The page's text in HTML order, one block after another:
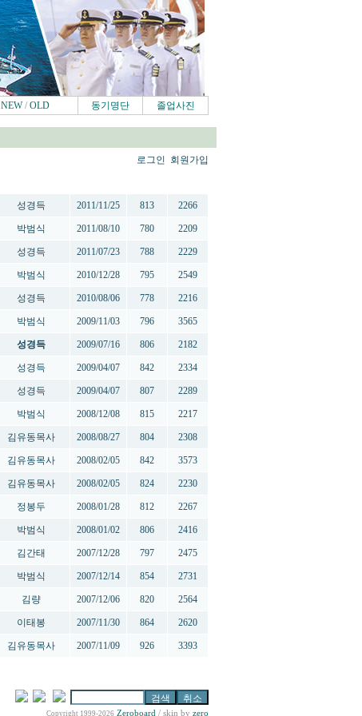
NEW/ OLD 동기명단 졸업사진
로그인 회원가입
성경득 2011/11/25 813 2266
박범식 2011/08/10 780 2209
성경득 2011/07/23 788 2229
박범식 2010/12/28 795 2549
성경득 2010/08/06 778 2216
박범식 2009/11/03 796 3565
성경득 2009/07/16 806 2182
성경득 2009/04/07 842 2334
성경득 2009/04/07 807 2289
박범식 2008/12/08 815 2217
김유동목사 2008/08/27 804 2308
김유동목사 2008/02/05 842 3573
김유동목사 2008/02/05 824 2230
정봉두 2008/01/28 812 2267
박범식 2008/01/02 806 2416
김간태 2007/12/28 797 2475
박범식 2007/12/14 854 2731
김량 2007/12/06 820 2564
이태봉 2007/11/30 864 2620
김유동목사 2007/11/09 926 3393
Copyright 1999-2026 Zeroboard / skin by zero